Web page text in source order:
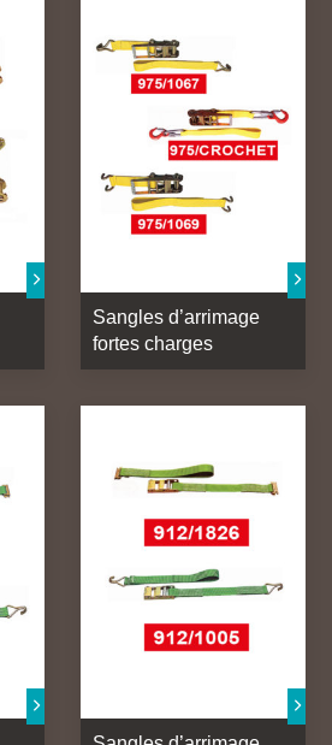
Sangles d’arrimage
fortes charges